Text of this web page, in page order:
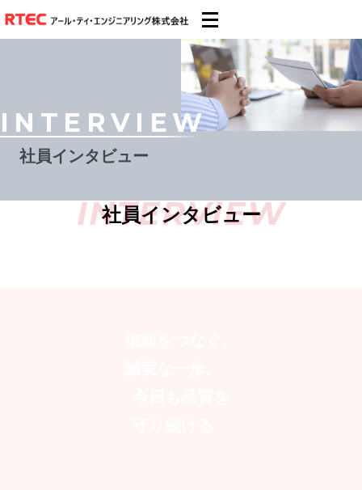
INTERVIEW
社員インタビュー
社員インタビュー
INTERVIEW